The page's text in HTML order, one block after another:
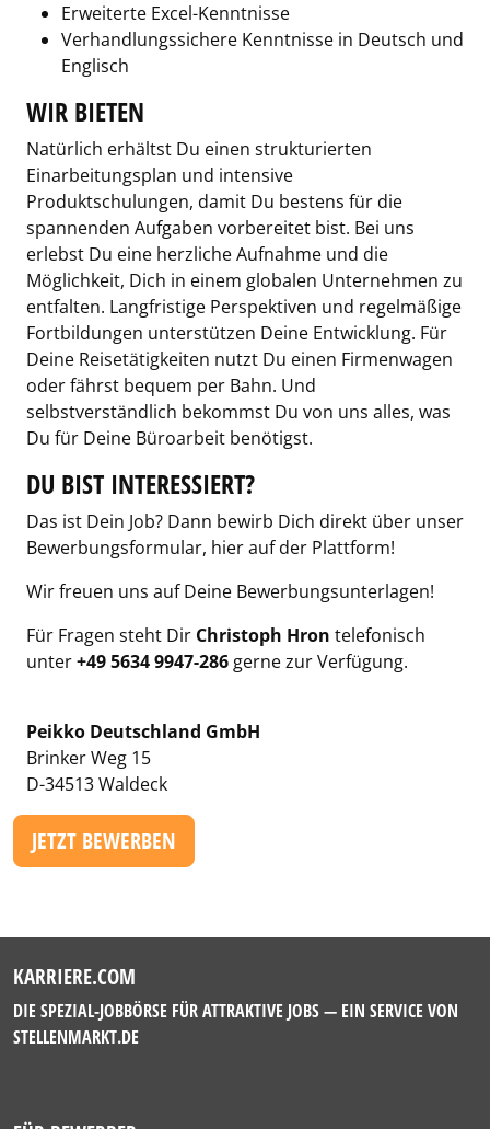
Erweiterte Excel-Kenntnisse
Verhandlungssichere Kenntnisse in Deutsch und
Englisch
WIR BIETEN
Natürlich erhältst Du einen strukturierten
Einarbeitungsplan und intensive
Produktschulungen, damit Du bestens für die
spannenden Aufgaben vorbereitet bist. Bei uns
erlebst Du eine herzliche Aufnahme und die
Möglichkeit, Dich in einem globalen Unternehmen zu
entfalten. Langfristige Perspektiven und regelmäßige
Fortbildungen unterstützen Deine Entwicklung. Für
Deine Reisetätigkeiten nutzt Du einen Firmenwagen
oder fährst bequem per Bahn. Und
selbstverständlich bekommst Du von uns alles, was
Du für Deine Büroarbeit benötigst.
DU BIST INTERESSIERT?
Das ist Dein Job? Dann bewirb Dich direkt über unser
Bewerbungsformular, hier auf der Plattform!
Wir freuen uns auf Deine Bewerbungsunterlagen!
Für Fragen steht Dir Christoph Hron telefonisch
unter+49 5634 9947-286 gerne zur Verfügung.
Peikko Deutschland GmbH
Brinker Weg 15
D-34513 Waldeck
JETZT BEWERBEN
KARRIERE.COM
DIE SPEZIAL-JOBBÖRSE FÜR ATTRAKTIVE JOBS — EIN SERVICE VON
STELLENMARKT.DE